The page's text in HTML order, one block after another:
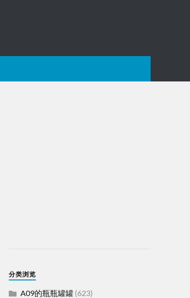
分类浏览
A09的瓶瓶罐罐(623)